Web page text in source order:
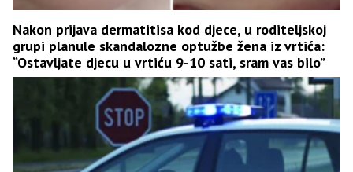
Nakon prijava dermatitisa kod djece, u roditeljskoj
grupi planule skandalozne optužbe žena iz vrtića:
“Ostavljate djecu u vrtiću 9-10 sati, sram vas bilo”